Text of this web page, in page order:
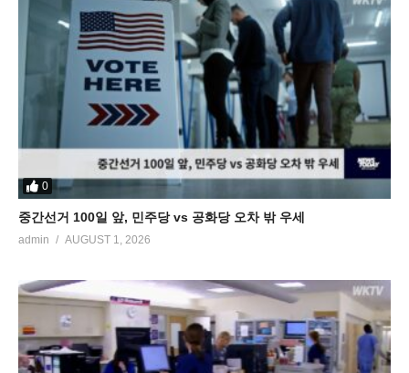
0
중간선거 100일 앞, 민주당 vs 공화당 오차 밖 우세
admin AUGUST 1, 2026